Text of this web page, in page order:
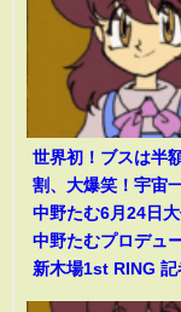
世界初！ブスは半
割、大爆笑！宇宙
中野たむ6月24日
中野たむプロデュ
新木場1st RING 記